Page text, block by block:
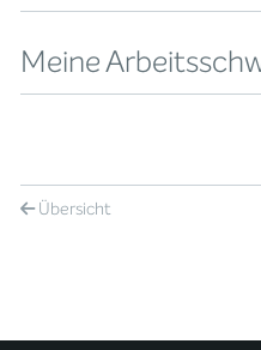
Meine
Übersicht